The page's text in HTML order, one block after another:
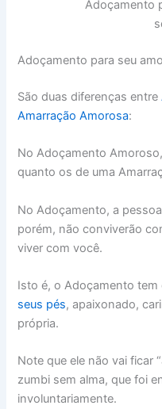
Adoçamento
Adoçamento para seu
São duas diferenças entre
Amarração Amorosa:
No Adoçamento
quanto os de uma
No Adoçamento, a
porém, não conviverão
viver com você.
Isto é, o Adoçamento
seus pés, apaixonado,
própria.
Note que ele não vai ficar
zumbi sem alma, que foi
involuntariamente.